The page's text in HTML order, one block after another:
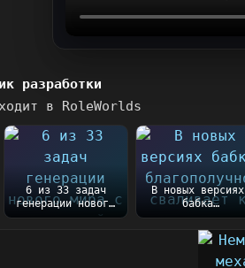
разработки
в RoleWorlds
6 из 33 задач
генерации нового
мира с вселенной
В новых версиях
бабка
благополучно
сваливает к
сестре после
закл...